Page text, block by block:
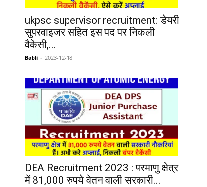
ukpsc supervisor recruitment: डेयरी
सुपरवाइजर सहित इस पद पर निकली
वैकेंसी,...
Babli - 2023-12-18
DEA Recruitment 2023 : परमाणु क्षेत्र
में 81,000 रुपये वेतन वाली सरकारी...